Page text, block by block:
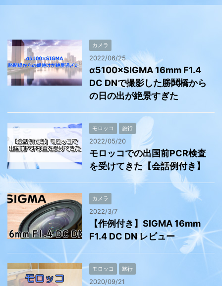
カメラ
2022/06/25
α5100×SIGMA 16mm F1.4
DC DNで撮影した勝鬨橋から
の日の出が絶景すぎた
モロッコ 旅行
2022/05/20
モロッコでの出国前PCR検査
を受けてきた【会話例付き】
カメラ
2022/3/7
【作例付き】SIGMA 16mm
F1.4 DC DN レビュー
モロッコ 旅行
2020/09/21